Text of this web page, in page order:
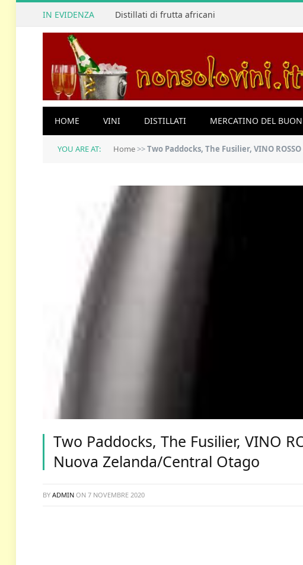
IN EVIDENZA Distillati di frutta africani
HOME VINI DISTILLATI MERCATINO DEL BUON
YOU ARE AT: Home>>Two Paddocks, The Fusilier, VINO
Two Paddocks, The Fusilier, VINO
Nuova Zelanda/Central Otago
BY ADMIN ON 7 NOVEMBRE 2020